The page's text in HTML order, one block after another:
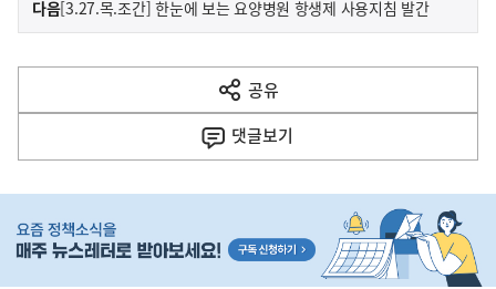
전
다
음
다음기
[3.27.목.조간] 한눈에 보는 요양병원 항생제 사용지침 발간
공유
열
기
댓글보기
단